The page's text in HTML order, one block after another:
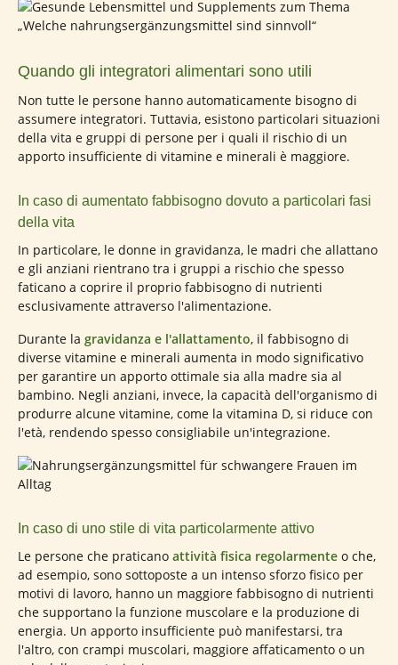
Quando gli integratori alimentari sono utili
Non tutte le persone hanno automaticamente bisogno di
assumere integratori. Tuttavia, esistono particolari situazioni
della vita e gruppi di persone per i quali il rischio di un
apporto insufficiente di vitamine e minerali è maggiore.
In caso di aumentato fabbisogno dovuto a particolari fasi
della vita
In particolare, le donne in gravidanza, le madri che allattano
e gli anziani rientrano tra i gruppi a rischio che spesso
faticano a coprire il proprio fabbisogno di nutrienti
esclusivamente attraverso l'alimentazione.
Durante la gravidanza e l'allattamento, il fabbisogno di
diverse vitamine e minerali aumenta in modo significativo
per garantire un apporto ottimale sia alla madre sia al
bambino. Negli anziani, invece, la capacità dell'organismo di
produrre alcune vitamine, come la vitamina D, si riduce con
l'età, rendendo spesso consigliabile un'integrazione.
In caso di uno stile di vita particolarmente attivo
Le persone che praticano attività fisica regolarmente o che,
ad esempio, sono sottoposte a un intenso sforzo fisico per
motivi di lavoro, hanno un maggiore fabbisogno di nutrienti
che supportano la funzione muscolare e la produzione di
energia. Un apporto insufficiente può manifestarsi, tra
l'altro, con crampi muscolari, maggiore affaticamento o un